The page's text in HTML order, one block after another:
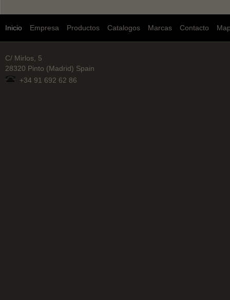
Inicio Empresa Productos Catalogos Marcas Contacto
C/ Mirlos, 5
28320 Pinto (Madrid) Spain
+34 91 692 62 86